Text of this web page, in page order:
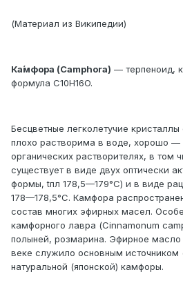
(Материал из Википедии)
Ка́мфора (Camphora) — терпеноид,
формула C10H16O.
Бесцветные легколетучие
плохо растворима в воде, хорошо —
органических растворителях, в том
существует в виде двух оптически
формы, tпл 178,5—179°C) и в виде
178—178,5°С. Камфора
состав многих эфирных масел.
камфорного лавра (Cinnamonum
полыней, розмарина. Эфирное
веке служило основным
натуральной (японской) камфоры.